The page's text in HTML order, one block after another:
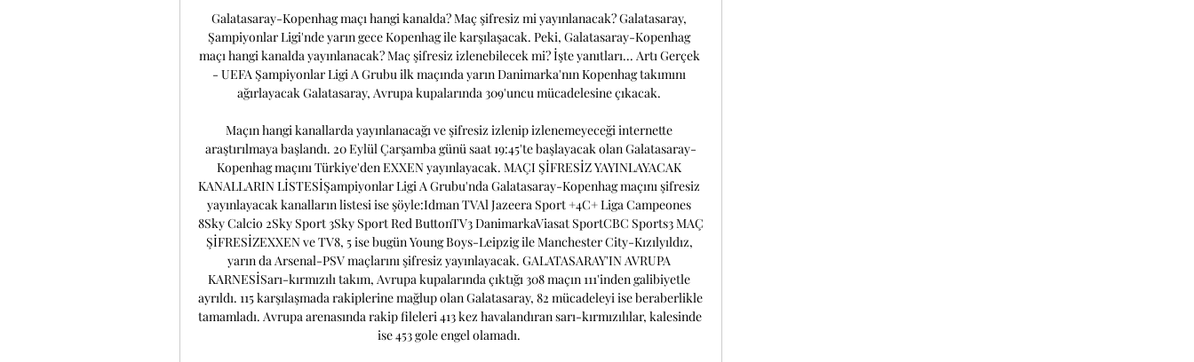
Galatasaray-Kopenhag maçı hangi kanalda? Maç şifresiz mi yayınlanacak? Galatasaray,
Şampiyonlar Ligi'nde yarın gece Kopenhag ile karşılaşacak. Peki, Galatasaray-Kopenhag
maçı hangi kanalda yayınlanacak? Maç şifresiz izlenebilecek mi? İşte yanıtları... Artı Gerçek
- UEFA Şampiyonlar Ligi A Grubu ilk maçında yarın Danimarka'nın Kopenhag takımını
ağırlayacak Galatasaray, Avrupa kupalarında 309'uncu mücadelesine çıkacak.
Maçın hangi kanallarda yayınlanacağı ve şifresiz izlenip izlenemeyeceği internette
araştırılmaya başlandı. 20 Eylül Çarşamba günü saat 19:45'te başlayacak olan Galatasaray-
Kopenhag maçını Türkiye'den EXXEN yayınlayacak. MAÇI ŞİFRESİZ YAYINLAYACAK
KANALLARIN LİSTESİŞampiyonlar Ligi A Grubu'nda Galatasaray-Kopenhag maçını şifresiz
yayınlayacak kanalların listesi ise şöyle:Idman TVAl Jazeera Sport +4C+ Liga Campeones
8Sky Calcio 2Sky Sport 3Sky Sport Red ButtonTV3 DanimarkaViasat SportCBC Sports3 MAÇ
ŞİFRESİZEXXEN ve TV8, 5 ise bugün Young Boys-Leipzig ile Manchester City-Kızılyıldız,
yarın da Arsenal-PSV maçlarını şifresiz yayınlayacak. GALATASARAY'IN AVRUPA
KARNESİSarı-kırmızılı takım, Avrupa kupalarında çıktığı 308 maçın 111'inden galibiyetle
ayrıldı. 115 karşılaşmada rakiplerine mağlup olan Galatasaray, 82 mücadeleyi ise beraberlikle
tamamladı. Avrupa arenasında rakip fileleri 413 kez havalandıran sarı-kırmızılılar, kalesinde
ise 453 gole engel olamadı.